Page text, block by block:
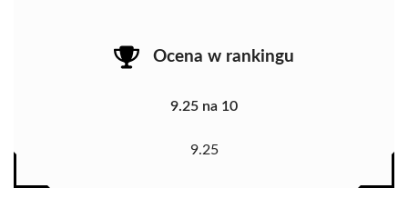
Ocena w rankingu
9.25 na 10
9.25